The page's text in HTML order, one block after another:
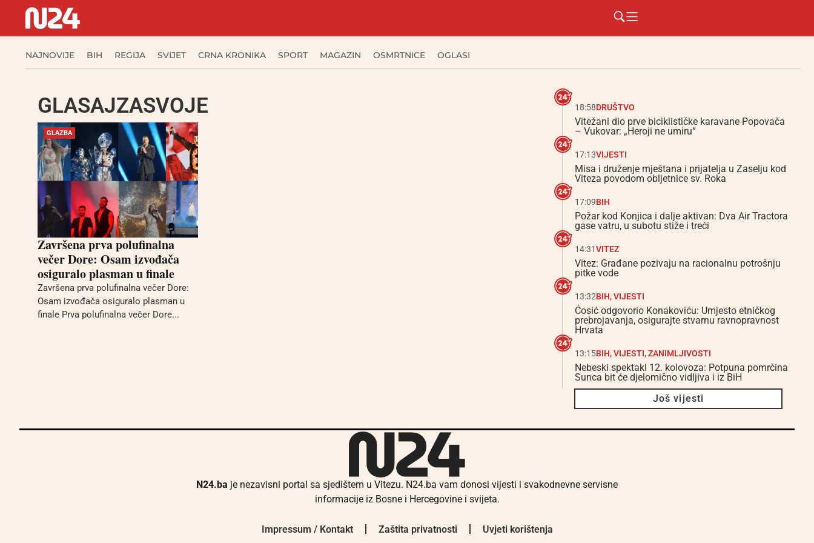
NAJNOVIJE BIH REGIJA SVIJET CRNA KRONIKA SPORT MAGAZIN OSMRTNICE OGLASI
GLASAJZASVOJE
GLAZBA
Završena prva polufinalna
večer Dore: Osam izvođača
osiguralo plasman u finale
Završena prva polufinalna večer Dore:
Osam izvođača osiguralo plasman u
finale Prva polufinalna večer Dore...
18:58DRUŠTVO
Vitežani dio prve biciklističke karavane Popovača
– Vukovar: „Heroji ne umiru“
17:13VIJESTI
Misa i druženje mještana i prijatelja u Zaselju kod
Viteza povodom obljetnice sv. Roka
17:09BIH
Požar kod Konjica i dalje aktivan: Dva Air Tractora
gase vatru, u subotu stiže i treći
14:31VITEZ
Vitez: Građane pozivaju na racionalnu potrošnju
pitke vode
13:32BIH,VIJESTI
Ćosić odgovorio Konakoviću: Umjesto etničkog
prebrojavanja, osigurajte stvarnu ravnopravnost
Hrvata
13:15BIH,VIJESTI,ZANIMLJIVOSTI
Nebeski spektakl 12. kolovoza: Potpuna pomrčina
Sunca bit će djelomično vidljiva i iz BiH
Još vijesti
N24.ba je nezavisni portal sa sjedištem u Vitezu. N24.ba vam donosi vijesti i svakodnevne servisne
informacije iz Bosne i Hercegovine i svijeta.
Impressum / Kontakt Zaštita privatnosti Uvjeti korištenja